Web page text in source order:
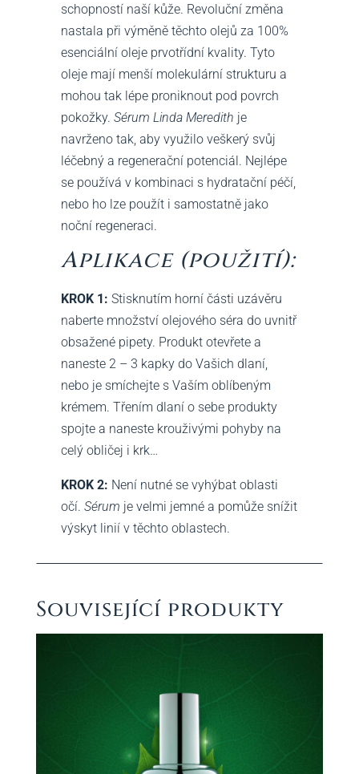
schopností naší kůže. Revoluční změna
nastala při výměně těchto olejů za 100%
esenciální oleje prvotřídní kvality. Tyto
oleje mají menší molekulární strukturu a
mohou tak lépe proniknout pod povrch
pokožky. Sérum Linda Meredith je
navrženo tak, aby využilo veškerý svůj
léčebný a regenerační potenciál. Nejlépe
se používá v kombinaci s hydratační péčí,
nebo ho lze použít i samostatně jako
noční regeneraci.
Aplikace (použití):
KROK 1: Stisknutím horní části uzávěru
naberte množství olejového séra do uvnitř
obsažené pipety. Produkt otevřete a
naneste 2 – 3 kapky do Vašich dlaní,
nebo je smíchejte s Vaším oblíbeným
krémem. Třením dlaní o sebe produkty
spojte a naneste krouživými pohyby na
celý obličej i krk…
KROK 2: Není nutné se vyhýbat oblasti
očí. Sérum je velmi jemné a pomůže snížit
výskyt linií v těchto oblastech.
Související produkty